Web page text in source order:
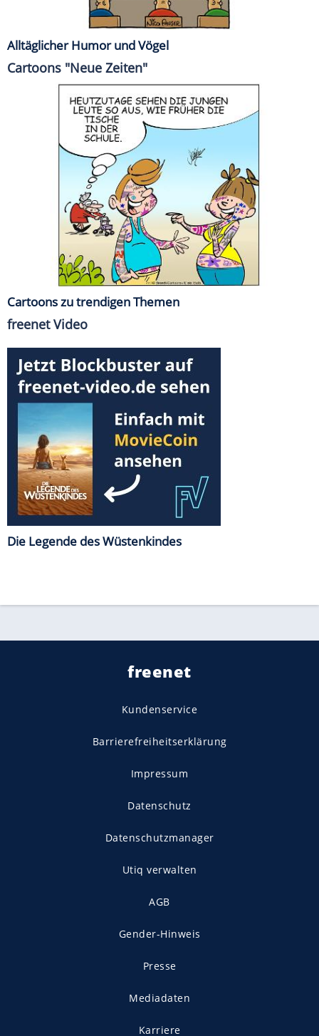
Alltäglicher Humor und Vögel
Cartoons "Neue Zeiten"
Cartoons zu trendigen Themen
freenet Video
Die Legende des Wüstenkindes
freenet
Kundenservice
Barrierefreiheitserklärung
Impressum
Datenschutz
Datenschutzmanager
Utiq verwalten
AGB
Gender-Hinweis
Presse
Mediadaten
Karriere